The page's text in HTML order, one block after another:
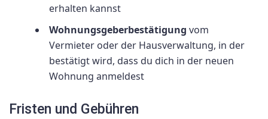
erhalten kannst
Wohnungsgeberbestätigung vom
Vermieter oder der Hausverwaltung, in der
bestätigt wird, dass du dich in der neuen
Wohnung anmeldest
Fristen und Gebühren